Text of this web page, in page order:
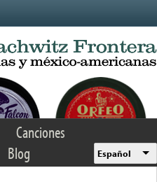
Canciones
Blog Español